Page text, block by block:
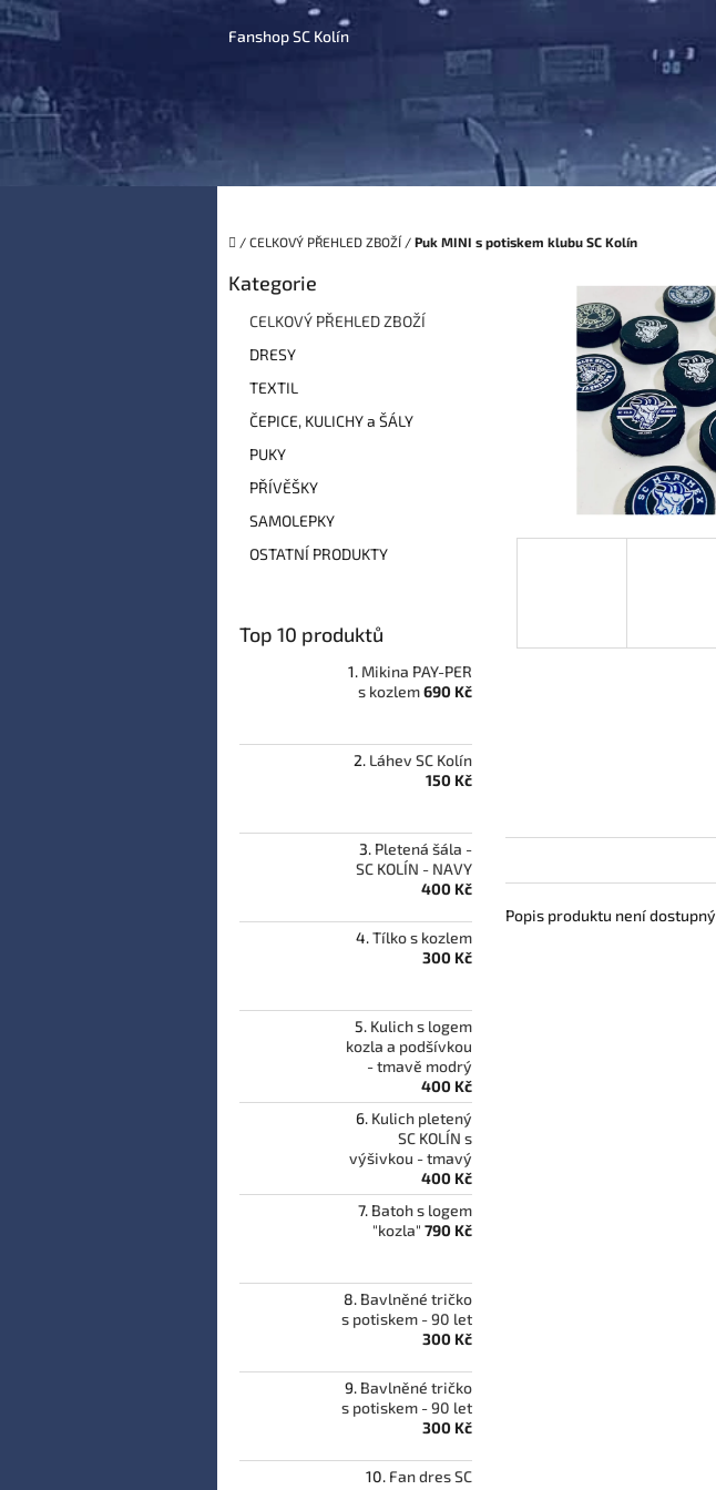
Přejít
na
Fanshop SC Kolín
Domů
/ CELKOVÝ PŘEHLED ZBOŽÍ / Puk MINI s potiskem klubu SC Kolín
Přeskočit
Kategorie
CELKOVÝ PŘEHLED ZBOŽÍ
DRESY
TEXTIL
ČEPICE, KULICHY a ŠÁLY
PUKY
PŘÍVĚŠKY
SAMOLEPKY
OSTATNÍ PRODUKTY
Top 10 produktů
Mikina PAY-PER
s kozlem690 Kč
Láhev SC Kolín
150 Kč
Pletená šála -
SC KOLÍN - NAVY
400 Kč
Tílko s kozlem
300 Kč
Kulich s logem
kozla a podšívkou
- tmavě modrý
400 Kč
Kulich pletený
SC KOLÍN s
výšivkou - tmavý
400 Kč
Batoh s logem
"kozla" 790 Kč
Bavlněné tričko
s potiskem - 90 let
300 Kč
Bavlněné tričko
s potiskem - 90 let
300 Kč
Fan dres SC
Popis produktu není dostupný